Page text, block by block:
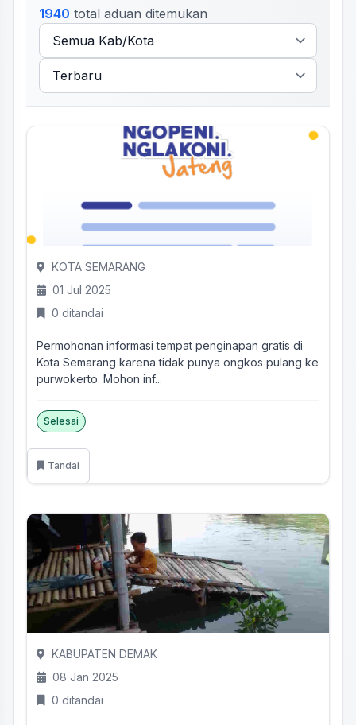
1940 total aduan ditemukan
KOTA SEMARANG
01 Jul 2025
0 ditandai
Permohonan informasi tempat penginapan gratis di
Kota Semarang karena tidak punya ongkos pulang ke
purwokerto. Mohon inf...
Selesai
Tandai
KABUPATEN DEMAK
08 Jan 2025
0 ditandai